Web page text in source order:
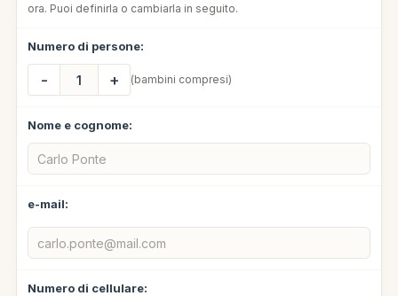
ora. Puoi definirla o cambiarla in seguito.
Numero di persone:
- + (bambini compresi)
Nome e cognome:
e-mail:
Numero di cellulare: